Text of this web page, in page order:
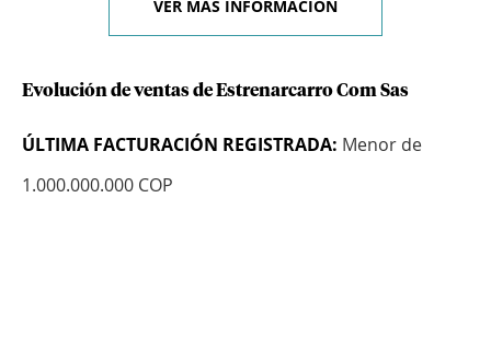
VER MÁS INFORMACIÓN
Evolución de ventas de Estrenarcarro Com Sas
ÚLTIMA FACTURACIÓN REGISTRADA: Menor de
1.000.000.000 COP